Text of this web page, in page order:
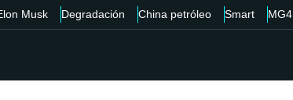
Musk Degradación China petróleo Smart MG4